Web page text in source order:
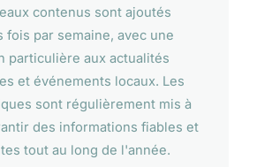
contenus sont ajoutés
fois par semaine, avec une
particulière aux actualités
et événements locaux. Les
sont régulièrement mis à
des informations fiables et
tout au long de l'année.